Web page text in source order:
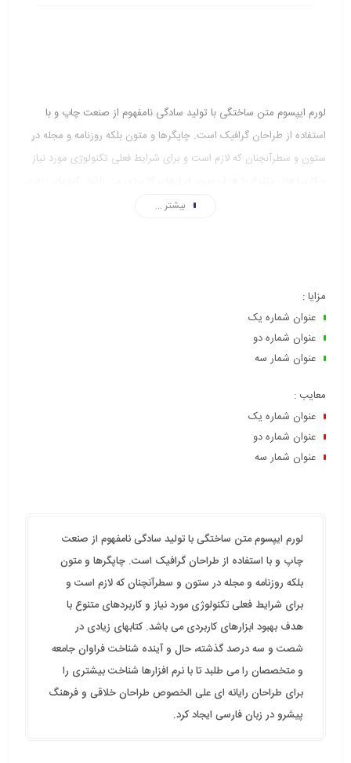
لورم ایپسوم متن ساختگی با تولید سادگی نامفهوم از صنعت چاپ و با
استفاده از طراحان گرافیک است. چاپگرها و متون بلکه روزنامه و مجله در
ستون و سطرآنچنان که لازم است و برای شرایط فعلی تکنولوژی مورد نیاز
در شصت و سه درصد گذشته، حال و آینده شناخت فراوان جامعه و
لورم ایپسوم متن ساختگی با تولید سادگی نامفهوم از صنعت چاپ و با
استفاده از طراحان گرافیک است. چاپگرها و متون بلکه روزنامه و مجله در
ستون و سطرآنچنان که لازم است و برای شرایط فعلی تکنولوژی مورد نیاز
و کاربردهای متنوع با هدف بهبود ابزارهای کاربردی می باشد. کتابهای زیادی
متخصصان را می طلبد تا با نرم افزارها شناخت بیشتری را برای طراحان
رایانه ای علی الخصوص طراحان خلاقی و فرهنگ پیشرو در زبان فارسی
ایجاد کرد.
بیشتر ...
مزایا :
عنوان شماره یک
عنوان شماره دو
عنوان شمار سه
معایب :
عنوان شماره یک
عنوان شماره دو
عنوان شمار سه
لورم ایپسوم متن ساختگی با تولید سادگی نامفهوم از صنعت
چاپ و با استفاده از طراحان گرافیک است. چاپگرها و متون
بلکه روزنامه و مجله در ستون و سطرآنچنان که لازم است و
برای شرایط فعلی تکنولوژی مورد نیاز و کاربردهای متنوع با
هدف بهبود ابزارهای کاربردی می باشد. کتابهای زیادی در
شصت و سه درصد گذشته، حال و آینده شناخت فراوان جامعه
و متخصصان را می طلبد تا با نرم افزارها شناخت بیشتری را
برای طراحان رایانه ای علی الخصوص طراحان خلاقی و فرهنگ
پیشرو در زبان فارسی ایجاد کرد.